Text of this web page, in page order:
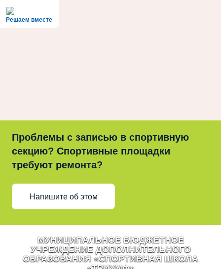
Решаем вместе
Проблемы с записью в спортивную
секцию? Спортивные площадки
требуют ремонта?
Напишите об этом
МУНИЦИПАЛЬНОЕ БЮДЖЕТНОЕ
УЧРЕЖДЕНИЕ ДОПОЛНИТЕЛЬНОГО
ОБРАЗОВАНИЯ «СПОРТИВНАЯ ШКОЛА